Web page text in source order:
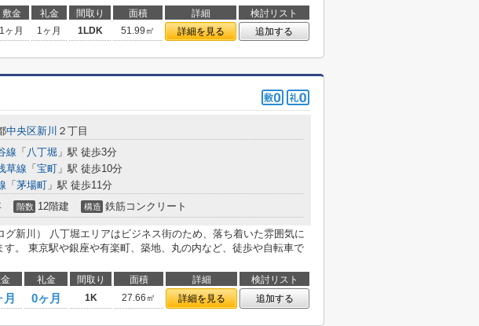
敷金 礼金 間取り 面積 詳細
検討リスト
1ヶ月 1ヶ月 1LDK 51.99㎡ 詳細を見る 追加する
中央区新川 ２丁目
線 「 八丁堀 」駅 徒歩3分
草線 「 宝町 」駅 徒歩10分
「 茅場町 」駅 徒歩11分
階数 12階建 構造 鉄筋コンクリート
グ新川） 八丁堀エリアはビジネス街のため、落ち着いた雰囲気に
す。 東京駅や銀座や有楽町、築地、丸の内など、徒歩や自転車で
礼金 間取り 面積 詳細
検討リスト
0ヶ月 1K 27.66㎡ 詳細を見る 追加する